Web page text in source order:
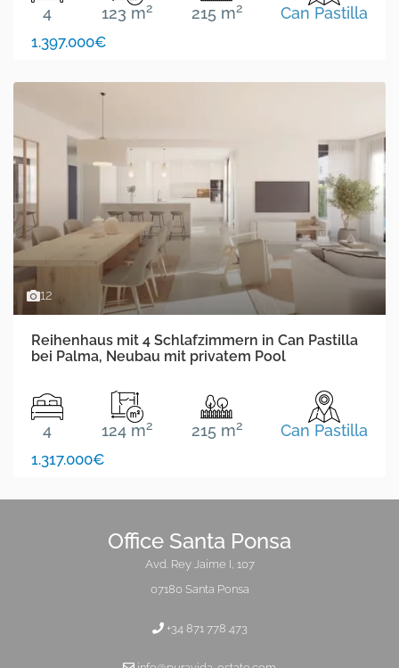
4 123 m2 215 m2 Can Pastilla
1.397.000€
12
Reihenhaus mit 4 Schlafzimmern in Can Pastilla
bei Palma, Neubau mit privatem Pool
4 124 m2 215 m2 Can Pastilla
1.317.000€
Office Santa Ponsa
Avd. Rey Jaime I, 107
07180 Santa Ponsa
+34 871 778 473